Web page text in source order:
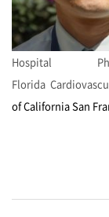
Hospital
Florida
of California San